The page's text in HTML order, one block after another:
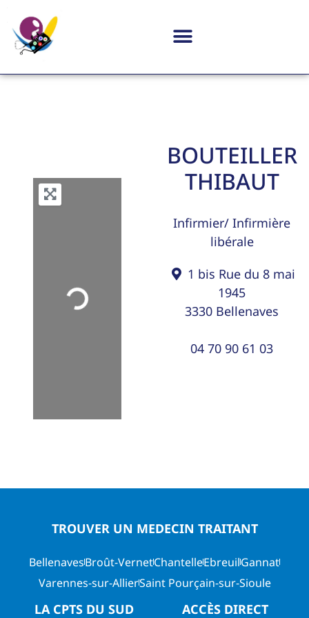
Loading...
BOUTEILLER
THIBAUT
Infirmier/ Infirmière
libérale
1 bis Rue du 8 mai
1945
3330 Bellenaves
04 70 90 61 03
TROUVER UN MEDECIN TRAITANT
BellenavesBroût-VernetChantelleEbreuilGannat
Varennes-sur-AllierSaint Pourçain-sur-Sioule
LA CPTS DU SUD ACCÈS DIRECT